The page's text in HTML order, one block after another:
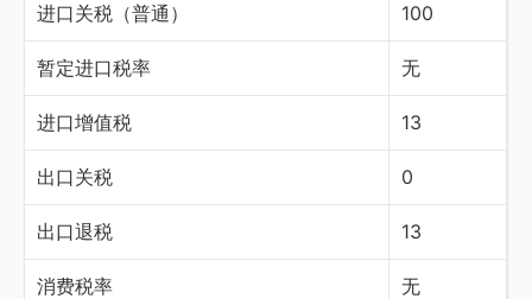
进口关税（普通） 100
暂定进口税率 无
进口增值税 13
出口关税 0
出口退税 13
消费税率 无